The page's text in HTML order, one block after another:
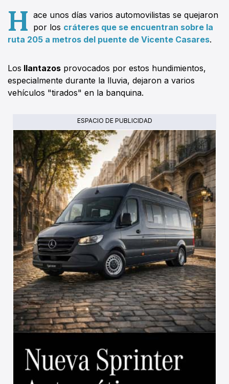
H ace unos días varios automovilistas se quejaron
por los cráteres que se encuentran sobre la
ruta 205 a metros del puente de Vicente Casares.
Los llantazos provocados por estos hundimientos,
especialmente durante la lluvia, dejaron a varios
vehículos "tirados" en la banquina.
ESPACIO DE PUBLICIDAD